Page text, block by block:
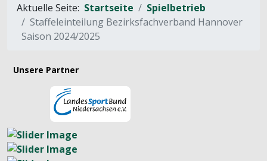
Aktuelle Seite: Startseite
Spielbetrieb
Staffeleinteilung Bezirksfachverband Hannover
Saison 2024/2025
Unsere Partner